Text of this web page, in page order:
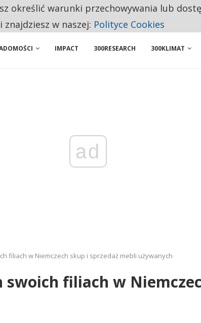
NA PODSTAWOWE ZAKUPY
IMPACT 300RESEARCH 300KLIMAT
ad
filiach w Niemczech skup i sprzedaż mebli używanych
filiach w
określić warunki przechowywania lub
w naszej: Polityce Cookies